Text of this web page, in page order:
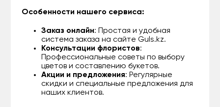
Особенности нашего сервиса:
Заказ онлайн: Простая и удобная
система заказа на сайте Guls.kz.
Консультации флористов:
Профессиональные советы по выбору
цветов и составлению букетов.
Акции и предложения: Регулярные
скидки и специальные предложения для
наших клиентов.